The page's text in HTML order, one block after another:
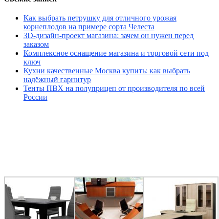
Как выбрать петрушку для отличного урожая
корнеплодов на примере сорта Челеста
3D-дизайн-проект магазина: зачем он нужен перед
заказом
Комплексное оснащение магазина и торговой сети под
ключ
Кухни качественные Москва купить: как выбрать
надёжный гарнитур
Тенты ПВХ на полуприцеп от производителя по всей
России